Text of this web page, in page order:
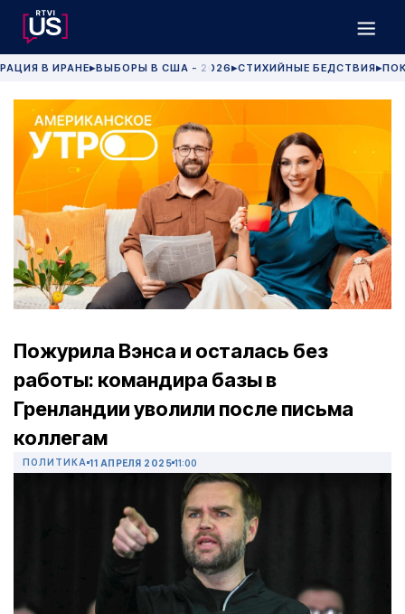
В ИРАНЕ▶ВЫБОРЫ В США - 2026 ▶СТИХИЙНЫЕ БЕДСТВИЯ▶
Пожурила Вэнса и осталась без
работы: командира базы в
Гренландии уволили после письма
коллегам
ПОЛИТИКА 11 АПРЕЛЯ 2025 11:00